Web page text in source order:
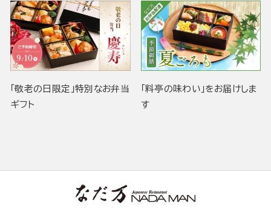
「敬老の日限定」特別なお弁当
ギフト
「料亭の味わい」をお届けしま
す